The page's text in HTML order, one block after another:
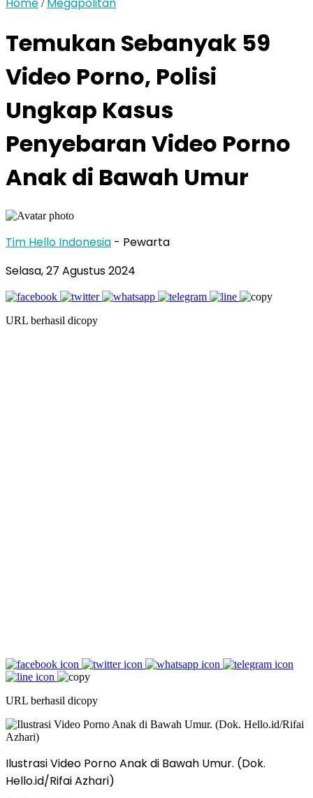
/
Temukan Sebanyak 59
Video Porno, Polisi
Ungkap Kasus
Penyebaran Video Porno
Anak di Bawah Umur
Tim Hello Indonesia - Pewarta
Selasa, 27 Agustus 2024
URL berhasil dicopy
URL berhasil dicopy
Ilustrasi Video Porno Anak di Bawah Umur. (Dok.
Hello.id/Rifai Azhari)